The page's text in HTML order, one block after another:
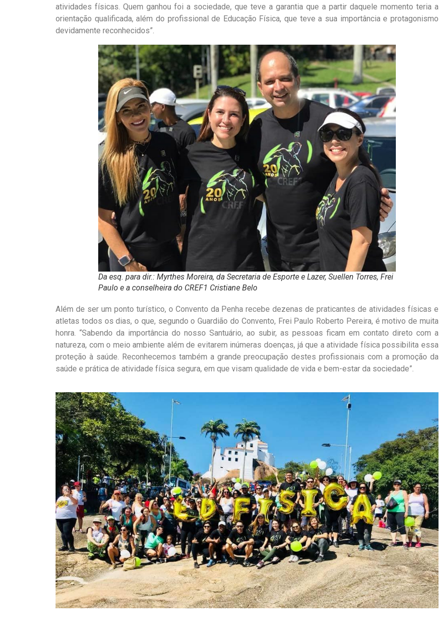
atividades físicas. Quem ganhou foi a sociedade, que teve a garantia que a partir daquele momento teria a
orientação qualificada, além do profissional de Educação Física, que teve a sua importância e protagonismo
devidamente reconhecidos”.
Da esq. para dir.: Myrthes Moreira, da Secretaria de Esporte e Lazer, Suellen Torres, Frei
Paulo e a conselheira do CREF1 Cristiane Belo
Além de ser um ponto turístico, o Convento da Penha recebe dezenas de praticantes de atividades físicas e
atletas todos os dias, o que, segundo o Guardião do Convento, Frei Paulo Roberto Pereira, é motivo de muita
honra. “Sabendo da importância do nosso Santuário, ao subir, as pessoas ficam em contato direto com a
natureza, com o meio ambiente além de evitarem inúmeras doenças, já que a atividade física possibilita essa
proteção à saúde. Reconhecemos também a grande preocupação destes profissionais com a promoção da
saúde e prática de atividade física segura, em que visam qualidade de vida e bem-estar da sociedade”.